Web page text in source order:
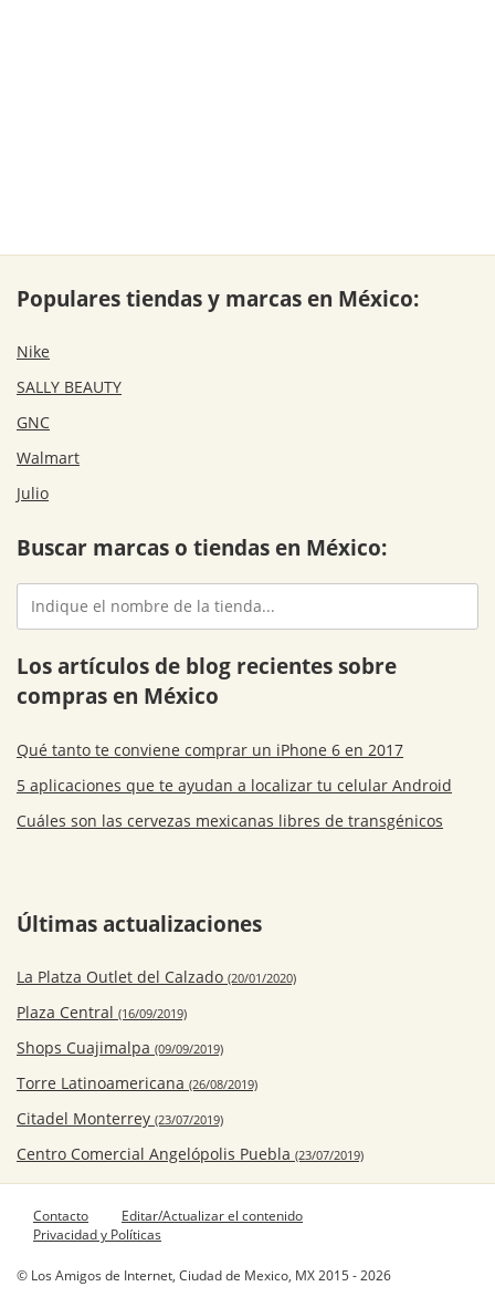
Populares tiendas y marcas en México:
Nike
SALLY BEAUTY
GNC
Walmart
Julio
Buscar marcas o tiendas en México:
Los artículos de blog recientes sobre
compras en México
Qué tanto te conviene comprar un iPhone 6 en 2017
5 aplicaciones que te ayudan a localizar tu celular Android
Cuáles son las cervezas mexicanas libres de transgénicos
Últimas actualizaciones
La Platza Outlet del Calzado (20/01/2020)
Plaza Central (16/09/2019)
Shops Cuajimalpa (09/09/2019)
Torre Latinoamericana (26/08/2019)
Citadel Monterrey (23/07/2019)
Centro Comercial Angelópolis Puebla (23/07/2019)
Contacto
Editar/Actualizar el contenido
Privacidad y Políticas
© Los Amigos de Internet, Ciudad de Mexico, MX 2015 - 2026